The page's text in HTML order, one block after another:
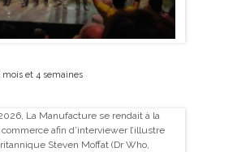
mois et 4 semaines
La Manufacture se rendait à la
afin d’interviewer l’illustre
Steven Moffat (Dr Who,